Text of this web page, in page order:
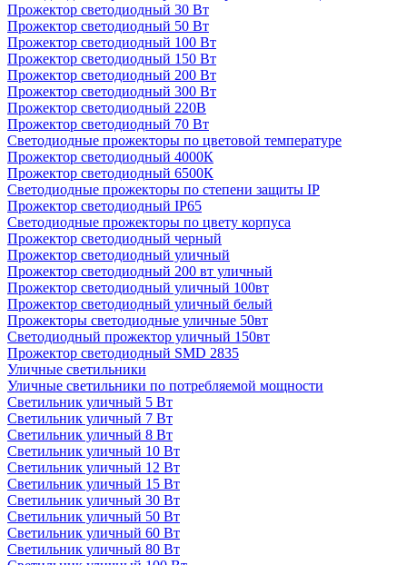
Прожектор светодиодный 30 Вт
Прожектор светодиодный 50 Вт
Прожектор светодиодный 100 Вт
Прожектор светодиодный 150 Вт
Прожектор светодиодный 200 Вт
Прожектор светодиодный 300 Вт
Прожектор светодиодный 220В
Прожектор светодиодный 70 Вт
Светодиодные прожекторы по цветовой температуре
Прожектор светодиодный 4000К
Прожектор светодиодный 6500К
Светодиодные прожекторы по степени защиты IP
Прожектор светодиодный IP65
Светодиодные прожекторы по цвету корпуса
Прожектор светодиодный черный
Прожектор светодиодный уличный
Прожектор светодиодный 200 вт уличный
Прожектор светодиодный уличный 100вт
Прожектор светодиодный уличный белый
Прожекторы светодиодные уличные 50вт
Светодиодный прожектор уличный 150вт
Прожектор светодиодный SMD 2835
Уличные светильники
Уличные светильники по потребляемой мощности
Светильник уличный 5 Вт
Светильник уличный 7 Вт
Светильник уличный 8 Вт
Светильник уличный 10 Вт
Светильник уличный 12 Вт
Светильник уличный 15 Вт
Светильник уличный 30 Вт
Светильник уличный 50 Вт
Светильник уличный 60 Вт
Светильник уличный 80 Вт